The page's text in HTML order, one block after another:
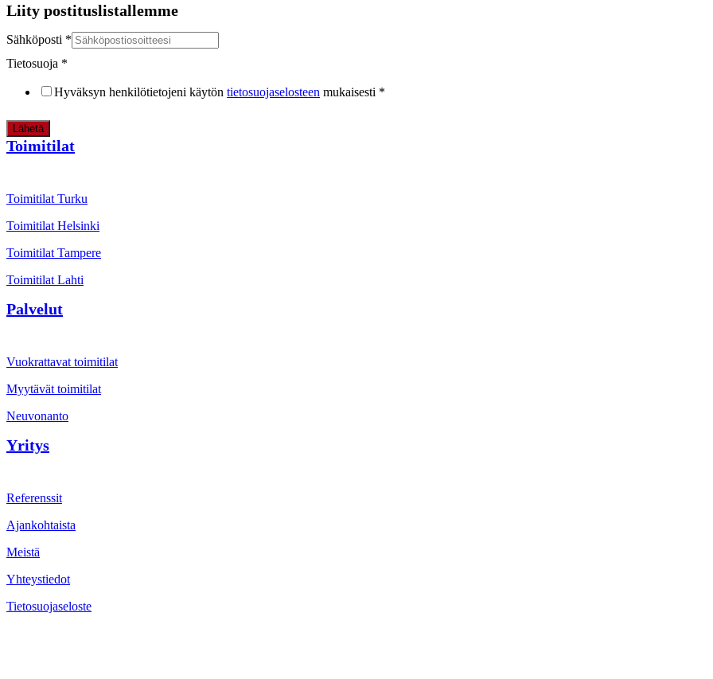
Liity postituslistallemme
Sähköposti *
Tietosuoja *
Hyväksyn henkilötietojeni käytön tietosuojaselosteen mukaisesti *
Lähetä
Toimitilat
Toimitilat Turku
Toimitilat Helsinki
Toimitilat Tampere
Toimitilat Lahti
Palvelut
Vuokrattavat toimitilat
Myytävät toimitilat
Neuvonanto
Yritys
Referenssit
Ajankohtaista
Meistä
Yhteystiedot
Tietosuojaseloste